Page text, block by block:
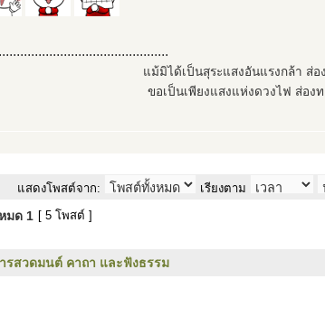
แม้มิได้เป็นสุระแสงอันแรงกล้า ส่
ขอเป็นเพียงแสงแห่งดวงไฟ ส่อ
แสดงโพสต์จาก: เรียงตาม
มด 1 [ 5 โพสต์ ]
รสวดมนต์ คาถา และฟังธรรม